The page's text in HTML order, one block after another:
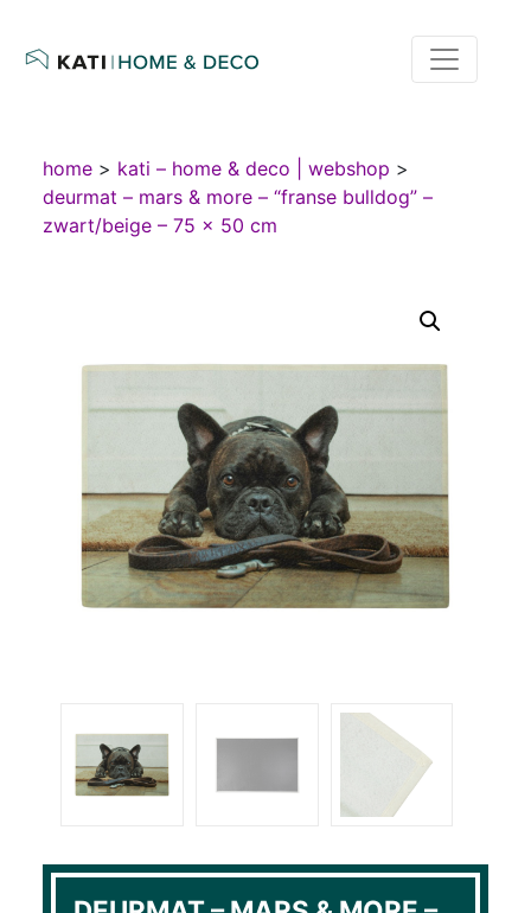
home > kati – home & deco | webshop >
deurmat – mars & more – “franse bulldog” –
zwart/beige – 75 x 50 cm